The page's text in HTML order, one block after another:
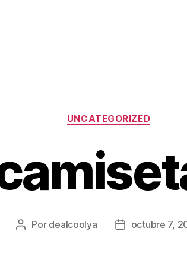
Categorías
UNCATEGORIZED
Autor
Por dealcoolya
Fechaoctubre 7,